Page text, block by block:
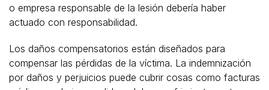
o empresa responsable de la lesión debería haber
actuado con responsabilidad.
Los daños compensatorios están diseñados para
compensar las pérdidas de la víctima. La indemnización
por daños y perjuicios puede cubrir cosas como facturas